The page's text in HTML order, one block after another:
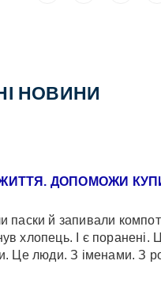
НОВИНИ
ЖИТТЯ. ДОПОМОЖИ
паски й запивали
хлопець. І є поранені.
Це люди. З іменами. З